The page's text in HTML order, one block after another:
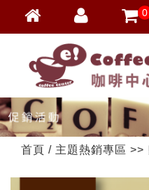
會員登入
忘記密碼
加入會員
VIP登入
VIP申請
0
首頁 / 主題熱銷專區 >>